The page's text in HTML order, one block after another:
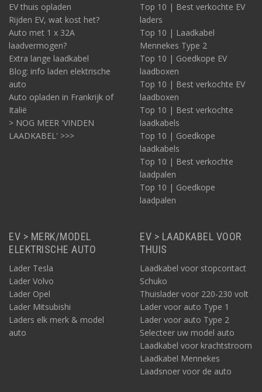
EV thuis opladen
Rijden EV, wat kost het?
Auto met 1 x 32A
laadvermogen?
Extra lange laadkabel
Blog: info laden elektrische
auto
Auto opladen in Frankrijk of
Italië
> NOG MEER 'VINDEN
LAADKABEL' >>>
Top 10 | Best verkochte EV
laders
Top 10 | Laadkabel
Mennekes Type 2
Top 10 | Goedkope EV
laadboxen
Top 10 | Best verkochte EV
laadboxen
Top 10 | Best verkochte
laadkabels
Top 10 | Goedkope
laadkabels
Top 10 | Best verkochte
laadpalen
Top 10 | Goedkope
laadpalen
EV > MERK/MODEL
ELEKTRISCHE AUTO
Lader Tesla
Lader Volvo
Lader Opel
Lader Mitsubishi
Laders elk merk & model
auto
EV > LAADKABEL VOOR
THUIS
Laadkabel voor stopcontact
Schuko
Thuislader voor 220-230 volt
Lader voor auto Type 1
Lader voor auto Type 2
Selecteer uw model auto
Laadkabel voor krachtstroom
Laadkabel Mennekes
Laadsnoer voor de auto